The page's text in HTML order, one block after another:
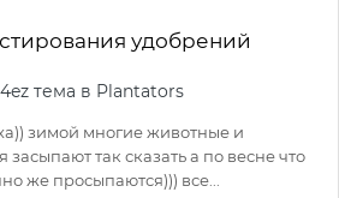
удобрений
тема в Plantators
зимой многие животные и
так сказать а по весне что
же просыпаются))) все...